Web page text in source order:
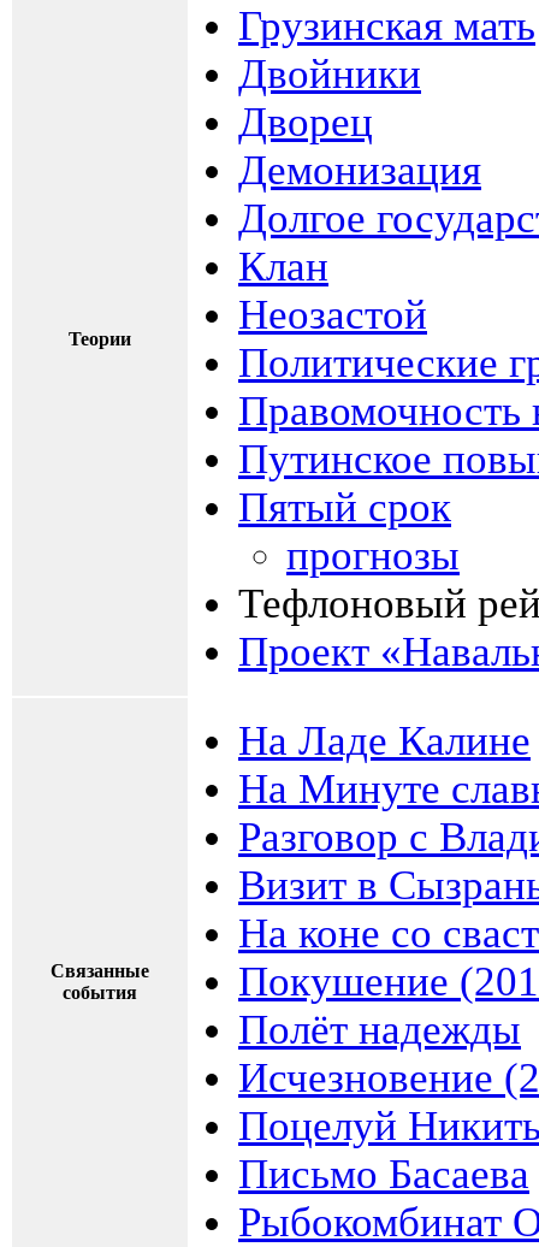
Теории
Грузинская мать
Двойники
Дворец
Демонизация
Долгое
Клан
Неозастой
Политические
Правомочность
Путинское
Пятый срок
прогнозы
Тефлоновый
Проект
Связанные
события
На Ладе Калине
На Минуте
Разговор с
Визит в
На коне со
Покушение
Полёт надежды
Исчезновение
Поцелуй
Письмо Басаева
Рыбокомбинат